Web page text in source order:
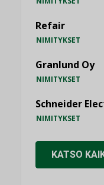
Refair
NIMITYKSET
Granlund Oy
NIMITYKSET
Schneider
NIMITYKSET
KATSO